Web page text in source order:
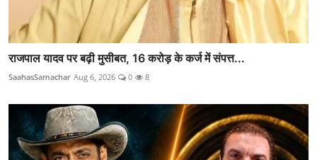
राजपाल यादव पर बढ़ी मुसीबत, 16 करोड़ के कर्ज में संपत्त...
SaahasSamachar Aug 6, 2026 0 8